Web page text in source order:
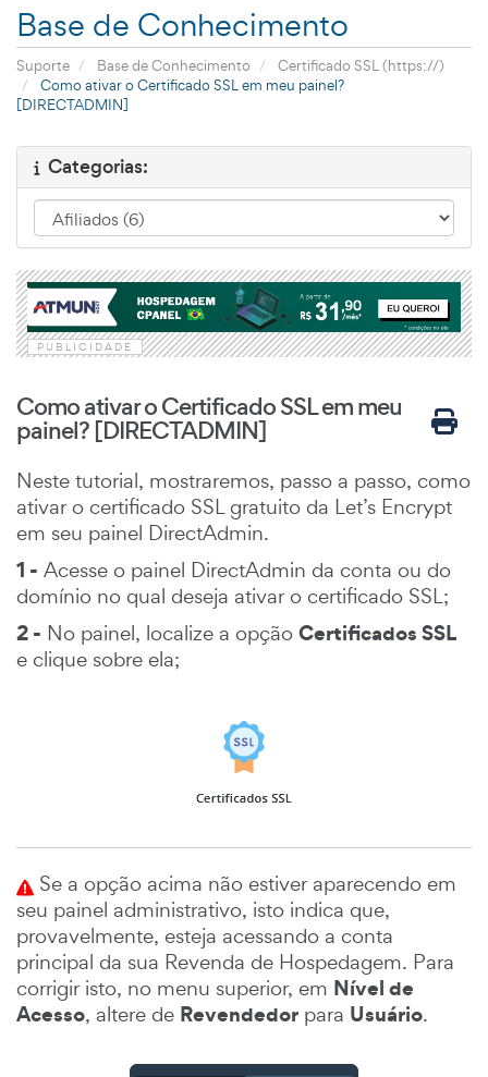
Base de Conhecimento
Suporte Base de Conhecimento
Certificado SSL (https://)
Como ativar o Certificado SSL em meu painel?
[DIRECTADMIN]
Categorias:
PUBLICIDADE
Como ativar o Certificado SSL em meu
painel? [DIRECTADMIN]
Neste tutorial, mostraremos, passo a passo, como
ativar o certificado SSL gratuito da Let’s Encrypt
em seu painel DirectAdmin.
1 - Acesse o painel DirectAdmin da conta ou do
domínio no qual deseja ativar o certificado SSL;
2 - No painel, localize a opção Certificados SSL
e clique sobre ela;
Se a opção acima não estiver aparecendo em
seu painel administrativo, isto indica que,
provavelmente, esteja acessando a conta
principal da sua Revenda de Hospedagem. Para
corrigir isto, no menu superior, em Nível de
Acesso, altere de Revendedor para Usuário.